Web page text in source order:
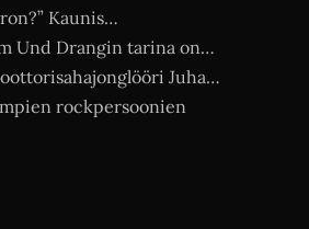
Kaunis…
Und Drangin tarina on…
Juha…
rockpersoonien